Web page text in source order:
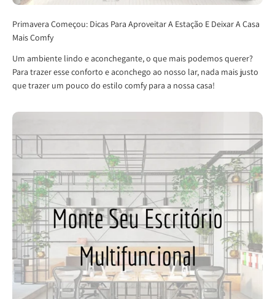
Primavera Começou: Dicas Para Aproveitar A Estação E Deixar A Casa
Mais Comfy
Um ambiente lindo e aconchegante, o que mais podemos querer?
Para trazer esse conforto e aconchego ao nosso lar, nada mais justo
que trazer um pouco do estilo comfy para a nossa casa!